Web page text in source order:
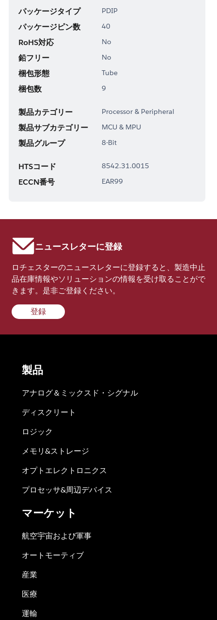
パッケージタイプ PDIP
パッケージピン数 40
RoHS対応 No
鉛フリー No
梱包形態 Tube
梱包数 9
製品カテゴリー Processor & Peripheral
製品サブカテゴリー MCU & MPU
製品グループ 8-Bit
HTSコード 8542.31.0015
ECCN番号 EAR99
ニュースレターに登録
ロチェスターのニュースレターに登録すると、製造中止
品在庫情報やソリューションの情報を受け取ることがで
きます。是非ご登録ください。
登録
製品
アナログ＆ミックスド・シグナル
ディスクリート
ロジック
メモリ&ストレージ
オプトエレクトロニクス
プロセッサ&周辺デバイス
マーケット
航空宇宙および軍事
オートモーティブ
産業
医療
運輸